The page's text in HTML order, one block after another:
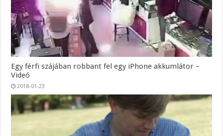
Egy férfi szájában robbant fel egy iPhone akkumlátor –
Videó
2018-01-23